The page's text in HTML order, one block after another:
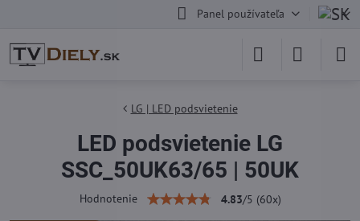
Panel používateľa
LG | LED podsvietenie
LED podsvietenie LG
SSC_50UK63/65 | 50UK
Hodnotenie 4.83/5 (60x)